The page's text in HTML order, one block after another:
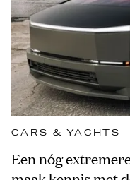
CARS & YACHTS
Een nóg